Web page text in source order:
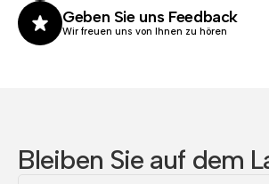
Geben Sie uns Feedback
Wir freuen uns von Ihnen zu hören
Bleiben Sie auf dem